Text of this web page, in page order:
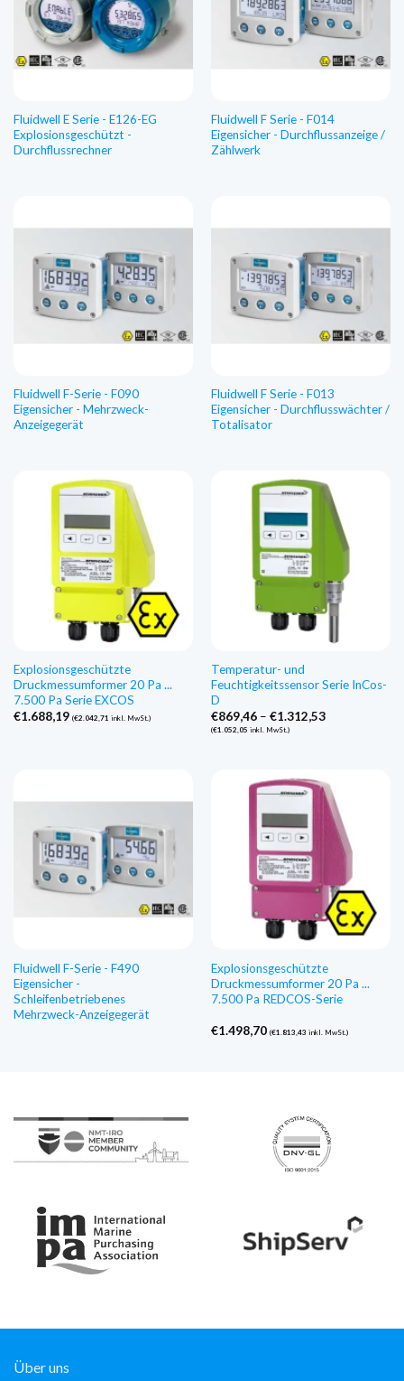
Fluidwell E Serie - E126-EG
Explosionsgeschützt -
Durchflussrechner
Fluidwell F Serie - F014
Eigensicher - Durchflussanzeige /
Zählwerk
Fluidwell F-Serie - F090
Eigensicher - Mehrzweck-
Anzeigegerät
Fluidwell F Serie - F013
Eigensicher - Durchflusswächter /
Totalisator
Explosionsgeschützte
Druckmessumformer 20 Pa ...
7.500 Pa Serie EXCOS
€1.688,19 (€2.042,71 inkl. MwSt.)
Temperatur- und
Feuchtigkeitssensor Serie InCos-
D
€869,46 – €1.312,53Preisspanne:
(€1.052,05 inkl. MwSt.)
Fluidwell F-Serie - F490
Eigensicher -
Schleifenbetriebenes
Mehrzweck-Anzeigegerät
Explosionsgeschützte
Druckmessumformer 20 Pa ...
7.500 Pa REDCOS-Serie
€1.498,70 (€1.813,43 inkl. MwSt.)
Über uns